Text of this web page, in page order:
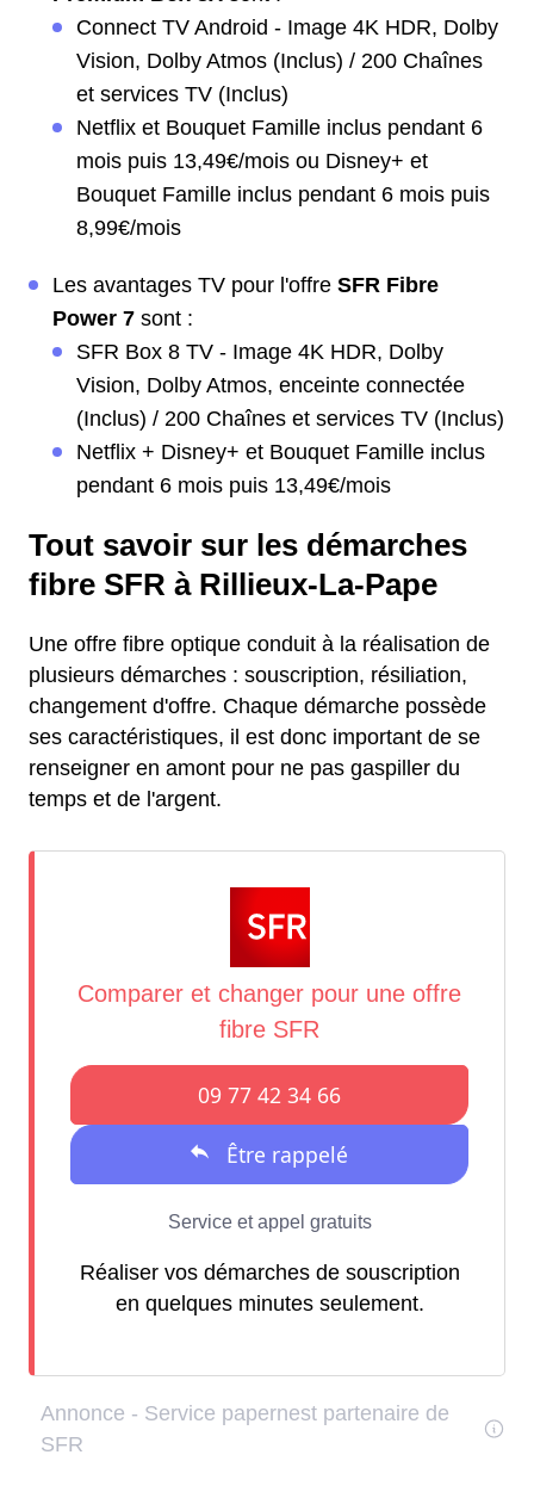
Connect TV Android - Image 4K HDR, Dolby
Vision, Dolby Atmos (Inclus) / 200 Chaînes
et services TV (Inclus)
Netflix et Bouquet Famille inclus pendant 6
mois puis 13,49€/mois ou Disney+ et
Bouquet Famille inclus pendant 6 mois puis
8,99€/mois
Les avantages TV pour l'offre SFR Fibre
Power 7 sont :
SFR Box 8 TV - Image 4K HDR, Dolby
Vision, Dolby Atmos, enceinte connectée
(Inclus) / 200 Chaînes et services TV (Inclus)
Netflix + Disney+ et Bouquet Famille inclus
pendant 6 mois puis 13,49€/mois
Tout savoir sur les démarches
fibre SFR à Rillieux-La-Pape
Une offre fibre optique conduit à la réalisation de
plusieurs démarches : souscription, résiliation,
changement d'offre. Chaque démarche possède
ses caractéristiques, il est donc important de se
renseigner en amont pour ne pas gaspiller du
temps et de l'argent.
Réaliser vos démarches de souscription
en quelques minutes seulement.